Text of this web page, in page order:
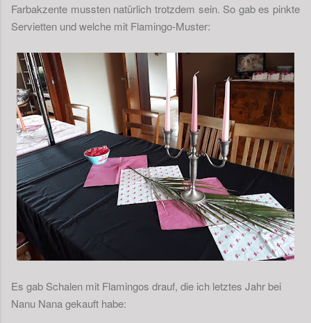
Farbakzente mussten natürlich trotzdem sein. So gab es pinkte
Servietten und welche mit Flamingo-Muster:
Es gab Schalen mit Flamingos drauf, die ich letztes Jahr bei
Nanu Nana gekauft habe: